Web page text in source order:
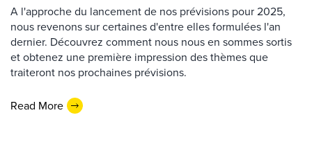
A l'approche du lancement de nos prévisions pour 2025,
nous revenons sur certaines d'entre elles formulées l'an
dernier. Découvrez comment nous nous en sommes sortis
et obtenez une première impression des thèmes que
traiteront nos prochaines prévisions.
Read More